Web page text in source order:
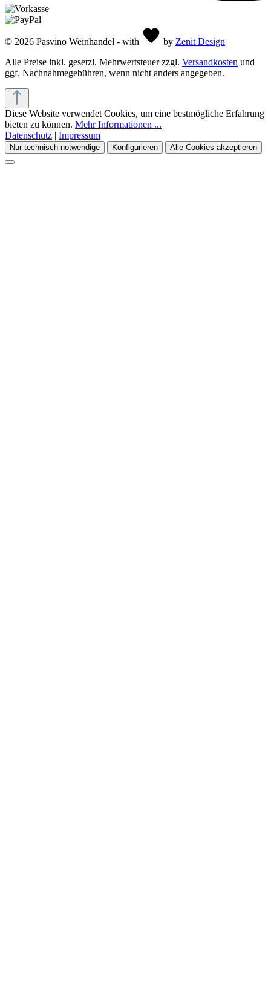
© 2026 Pasvino Weinhandel - with by Zenit Design
Alle Preise inkl. gesetzl. Mehrwertsteuer zzgl. Versandkosten und
ggf. Nachnahmegebühren, wenn nicht anders angegeben.
Diese Website verwendet Cookies, um eine bestmögliche Erfahrung
bieten zu können. Mehr Informationen ...
Datenschutz | Impressum
Nur technisch notwendige Konfigurieren Alle Cookies akzeptieren